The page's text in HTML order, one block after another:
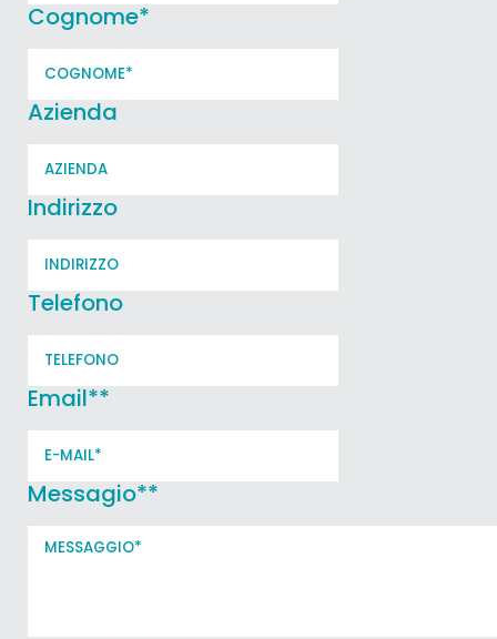
Cognome*
Azienda
Indirizzo
Telefono
Email**
Messagio**